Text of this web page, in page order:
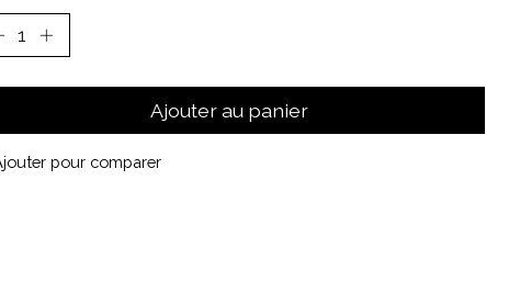
Ajouter au panier
pour comparer